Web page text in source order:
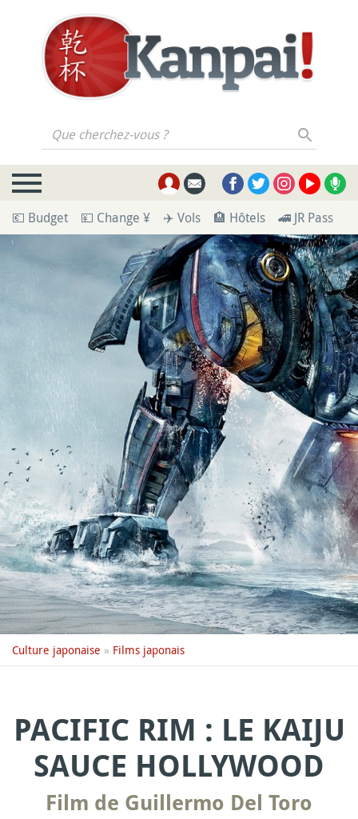
Que cherchez-vous ?
💶 Budget 💴 Change ¥ ✈️ Vols 🏨 Hôtels 🚄 JR Pass
Culture japonaise » Films japonais
PACIFIC RIM : LE KAIJU
SAUCE HOLLYWOOD
Film de Guillermo Del Toro